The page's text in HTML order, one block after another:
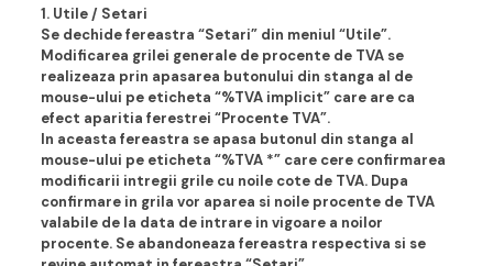
1. Utile / Setari
Se dechide fereastra “Setari” din meniul “Utile”.
Modificarea grilei generale de procente de TVA se
realizeaza prin apasarea butonului din stanga al de
mouse-ului pe eticheta “%TVA implicit” care are ca
efect aparitia ferestrei “Procente TVA”.
In aceasta fereastra se apasa butonul din stanga al
mouse-ului pe eticheta “%TVA *” care cere confirmarea
modificarii intregii grile cu noile cote de TVA. Dupa
confirmare in grila vor aparea si noile procente de TVA
valabile de la data de intrare in vigoare a noilor
procente. Se abandoneaza fereastra respectiva si se